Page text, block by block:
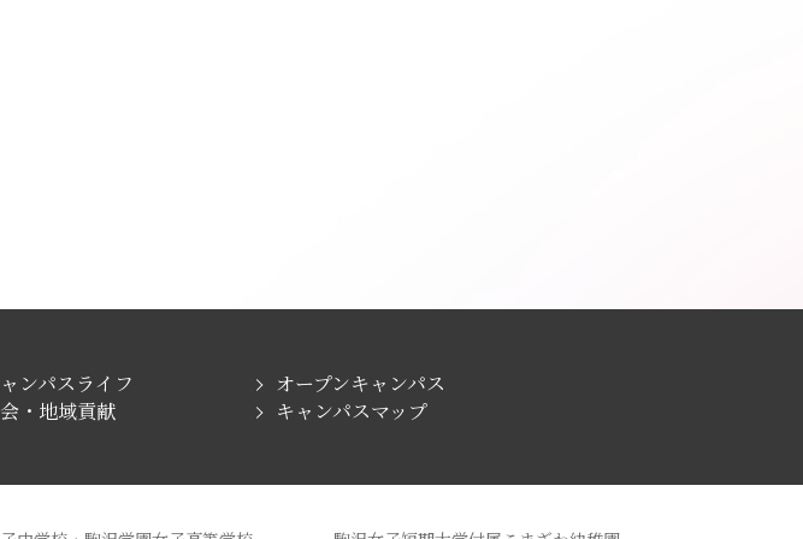
ンパスライフ
オープンキャンパス
・地域貢献 キャンパスマップ